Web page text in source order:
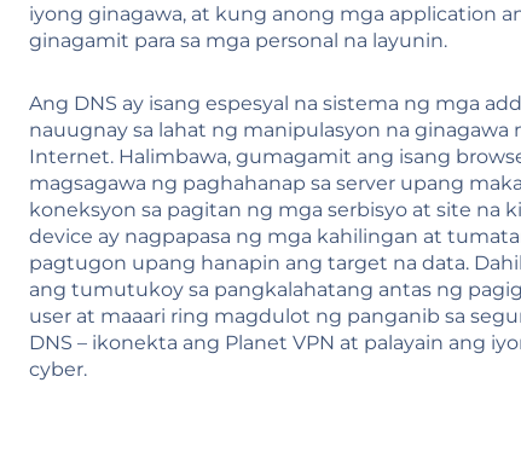
iyong ginagawa, at kung anong mga application
ginagamit para sa mga personal na layunin.
Ang DNS ay isang espesyal na sistema ng mga
nauugnay sa lahat ng manipulasyon na ginagawa
Internet. Halimbawa, gumagamit ang isang
magsagawa ng paghahanap sa server upang
koneksyon sa pagitan ng mga serbisyo at site na
device ay nagpapasa ng mga kahilingan at
pagtugon upang hanapin ang target na data.
ang tumutukoy sa pangkalahatang antas ng
user at maaari ring magdulot ng panganib sa
DNS – ikonekta ang Planet VPN at palayain ang
cyber.